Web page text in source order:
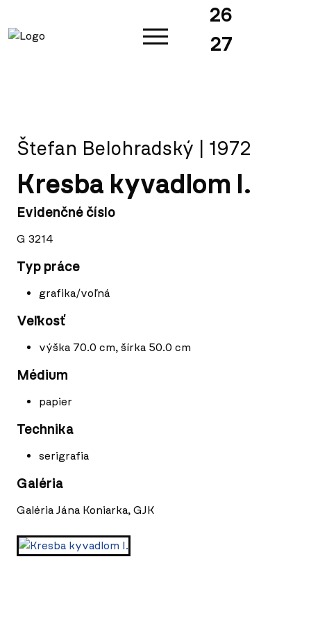
26
27
Štefan Belohradský | 1972
Kresba kyvadlom I.
Evidenčné číslo
G 3214
Typ práce
grafika/voľná
Veľkosť
výška 70.0 cm, šírka 50.0 cm
Médium
papier
Technika
serigrafia
Galéria
Galéria Jána Koniarka, GJK